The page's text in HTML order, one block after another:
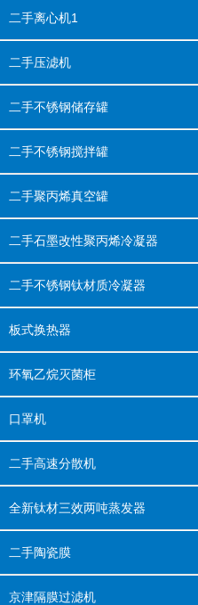
二手离心机1
二手压滤机
二手不锈钢储存罐
二手不锈钢搅拌罐
二手聚丙烯真空罐
二手石墨改性聚丙烯冷凝器
二手不锈钢钛材质冷凝器
板式换热器
环氧乙烷灭菌柜
口罩机
二手高速分散机
全新钛材三效两吨蒸发器
二手陶瓷膜
京津隔膜过滤机